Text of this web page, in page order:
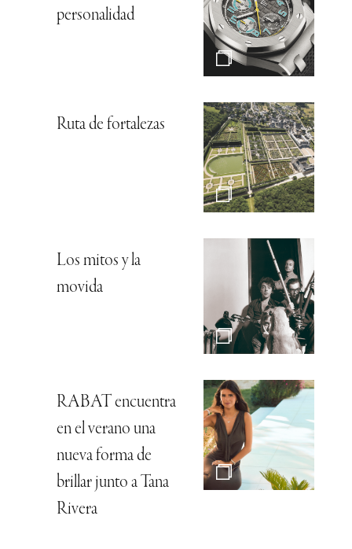
personalidad
Ruta de fortalezas
Los mitos y la
movida
RABAT encuentra
en el verano una
nueva forma de
brillar junto a Tana
Rivera